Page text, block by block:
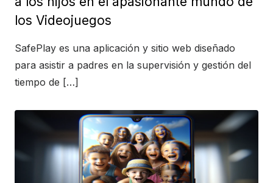
los Videojuegos
SafePlay es una aplicación y sitio web diseñado
para asistir a padres en la supervisión y gestión del
tiempo de […]